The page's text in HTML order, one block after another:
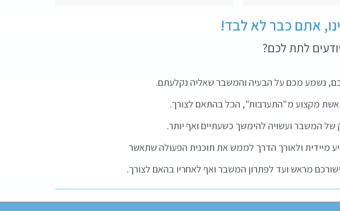
אתם כבר לא לבד!
לתת לכם?
נשמע מכם על הבעיה והמשבר שאליה נקלעתם.
מקצוע מ"התערבות", הכל בהתאם לצורך.
המשבר ועשויה להימשך כשעתיים ואף יותר.
מיידית ולאורך הדרך לממש את תוכנית הפעולה שתאשר
מראש ועד לפתרון המשבר ואף לאחריו בהאם לצורך.